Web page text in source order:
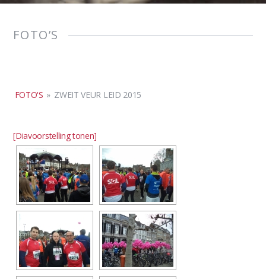
FOTO’S
FOTO'S » ZWEIT VEUR LEID 2015
[Diavoorstelling tonen]